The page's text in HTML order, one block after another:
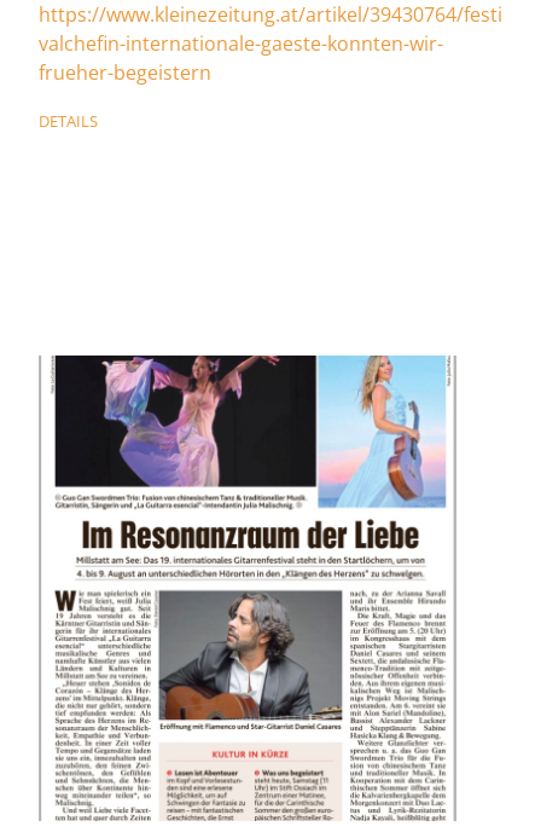
https://www.kleinezeitung.at/artikel/39430764/festi
valchefin-internationale-gaeste-konnten-wir-
frueher-begeistern
DETAILS